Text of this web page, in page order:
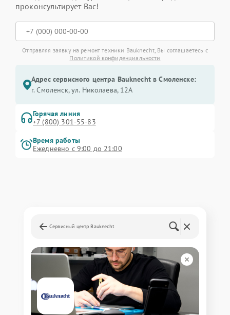
проконсультирует Вас!
Отправляя заявку на ремонт техники Bauknecht, Вы соглашаетесь с
Политикой конфиденциальности
Адрес сервисного центра Bauknecht в Смоленске:
г. Смоленск, ул. Николаева, 12А
Горячая линия
+7 (800) 301-55-83
Время работы
Ежедневно с 9:00 до 21:00
Сервисный центр Bauknecht